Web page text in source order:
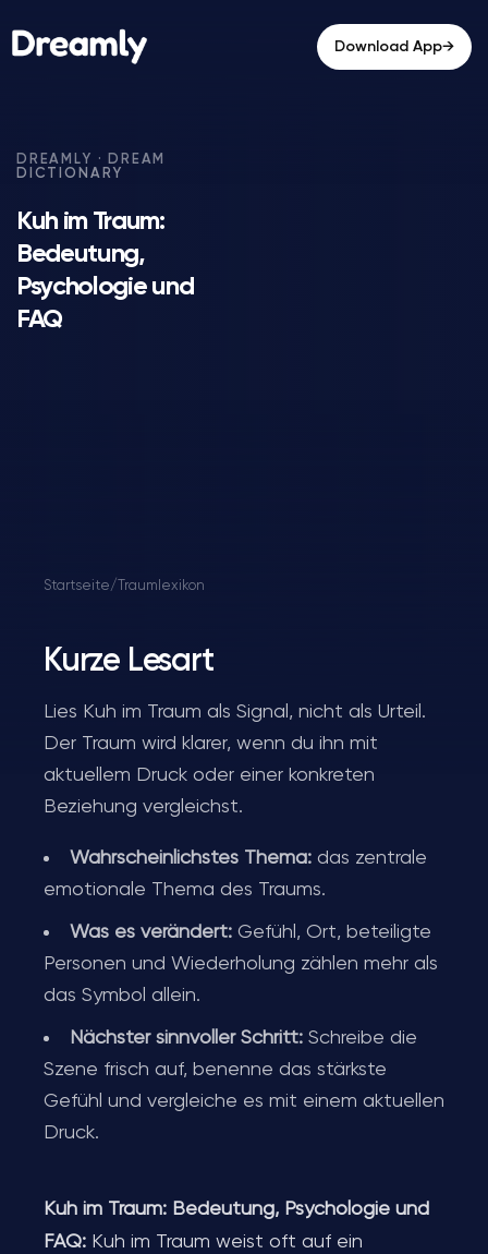
Download App→
Kuh im Traum:
Bedeutung,
Psychologie und
FAQ
Startseite/ Traumlexikon
Kurze Lesart
Lies Kuh im Traum als Signal, nicht als Urteil.
Der Traum wird klarer, wenn du ihn mit
aktuellem Druck oder einer konkreten
Beziehung vergleichst.
Wahrscheinlichstes Thema: das zentrale
emotionale Thema des Traums.
Was es verändert: Gefühl, Ort, beteiligte
Personen und Wiederholung zählen mehr als
das Symbol allein.
Nächster sinnvoller Schritt: Schreibe die
Szene frisch auf, benenne das stärkste
Gefühl und vergleiche es mit einem aktuellen
Druck.
Kuh im Traum: Bedeutung, Psychologie und
FAQ: Kuh im Traum weist oft auf ein